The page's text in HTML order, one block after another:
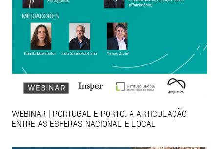
WEBINAR | PORTUGAL E PORTO: A ARTICULAÇÃO
ENTRE AS ESFERAS NACIONAL E LOCAL